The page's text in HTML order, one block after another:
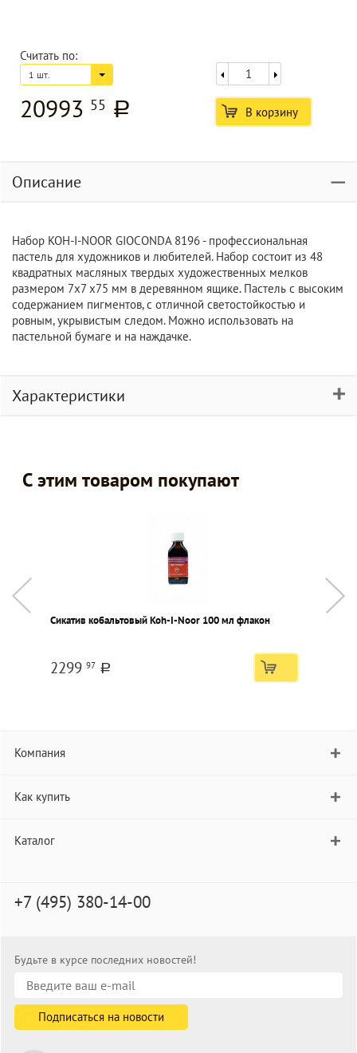
Считать по:
1 шт.
20993 55 a В корзину
Описание
Набор KOH-I-NOOR GIOCONDA 8196 - профессиональная
пастель для художников и любителей. Набор состоит из 48
квадратных масляных твердых художественных мелков
размером 7х7 х75 мм в деревянном ящике. Пастель с высоким
содержанием пигментов, с отличной светостойкостью и
ровным, укрывистым следом. Можно использовать на
пастельной бумаге и на наждачке.
Характеристики
С этим товаром покупают
Сикатив кобальтовый Koh-I-Noor 100 мл флакон
2299 97 a
Компания
Как купить
Каталог
+7 (495) 380-14-00
Будьте в курсе последних новостей!